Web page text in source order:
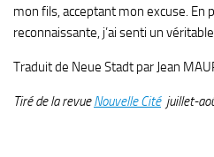
mon fils, acceptant mon excuse. En
reconnaissante, j’ai senti un
Traduit de Neue Stadt par Jean
Tiré de la revueNouvelle Citéjuillet-